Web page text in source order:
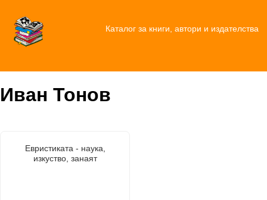
Каталог за книги, автори и издателства
Иван Тонов
Евристиката - наука,
изкуство, занаят